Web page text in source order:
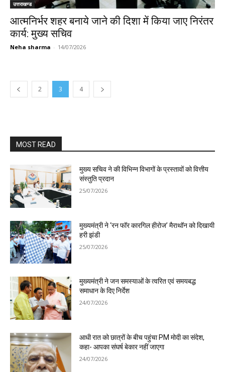
उत्तराखण्ड
आत्मनिर्भर शहर बनाये जाने की दिशा में किया जाए निरंतर
कार्य: मुख्य सचिव
Neha sharma - 14/07/2026
2 3 4
MOST READ
मुख्य सचिव ने की विभिन्न विभागों के प्रस्तावों को वित्तीय
संस्तुति प्रदान
25/07/2026
मुख्यमंत्री ने ‘रन फॉर कारगिल हीरोज’ मैराथॉन को दिखायी
हरी झंडी
25/07/2026
मुख्यमंत्री ने जन समस्याओं के त्वरित एवं समयबद्ध
समाधान के दिए निर्देश
24/07/2026
आधी रात को छात्रों के बीच पहुंचा PM मोदी का संदेश,
कहा- आपका संघर्ष बेकार नहीं जाएगा
24/07/2026